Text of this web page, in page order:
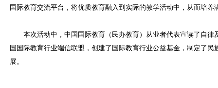
国际教育交流平台，将优质教育融入到实际的教学活动中，从而培养
本次活动中，中国国际教育（民办教育）从业者代表宣读了自律
国国际教育行业端信联盟，创建了国际教育行业公益基金，制定了
展。